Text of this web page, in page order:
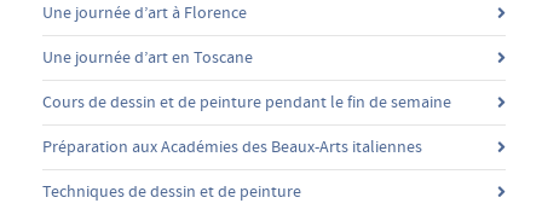
Une journée d’art à Florence
Une journée d’art en Toscane
Cours de dessin et de peinture pendant le fin de semaine
Préparation aux Académies des Beaux-Arts italiennes
Techniques de dessin et de peinture